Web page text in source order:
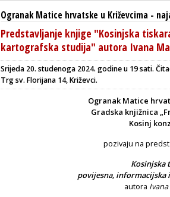
Ogranak Matice hrvatske u Križevcima -
Predstavljanje knjige "Kosinjska
kartografska studija" autora Ivana
Srijeda 20. studenoga 2024. godine u 19 sati.
Trg sv. Florijana 14, Križevci.
Ogranak Matice
Gradska knjižnica
Kosinj
pozivaju na
Kosinjska
povijesna, informacijska
autora